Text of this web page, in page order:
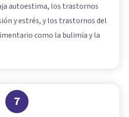
autoestima, los trastornos
y estrés, y los trastornos del
como la bulimia y la
7